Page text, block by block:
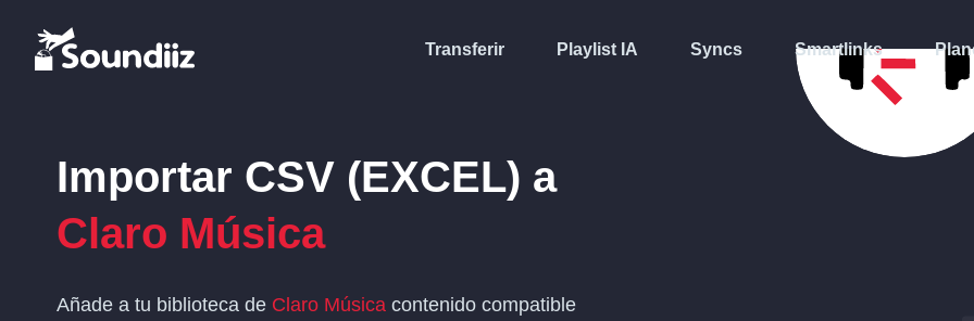
Transferir Playlist IA Syncs Smartlinks
Importar CSV (EXCEL) a
Claro Música
Añade a tu biblioteca de Claro Música contenido compatible